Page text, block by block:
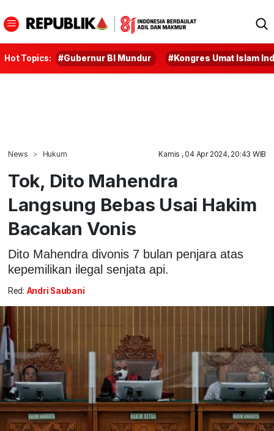
Hot Topics: #Gubernur BI Mundur #Kongres Umat Islam
News Hukum Kamis , 04 Apr 2024, 20:43 WIB
Tok, Dito Mahendra
Langsung Bebas Usai Hakim
Bacakan Vonis
Dito Mahendra divonis 7 bulan penjara atas
kepemilikan ilegal senjata api.
Red: Andri Saubani